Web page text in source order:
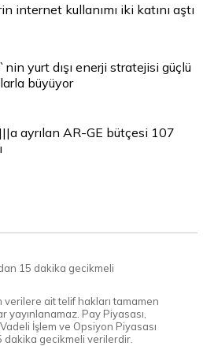
internet kullanımı iki katını aştı
yurt dışı enerji stratejisi güçlü
büyüyor
ayrılan AR-GE bütçesi 107
15 dakika gecikmeli
verilere ait telif hakları tamamen
yayınlanamaz. Pay Piyasası,
İşlem ve Opsiyon Piyasası
dakika gecikmeli verilerdir.